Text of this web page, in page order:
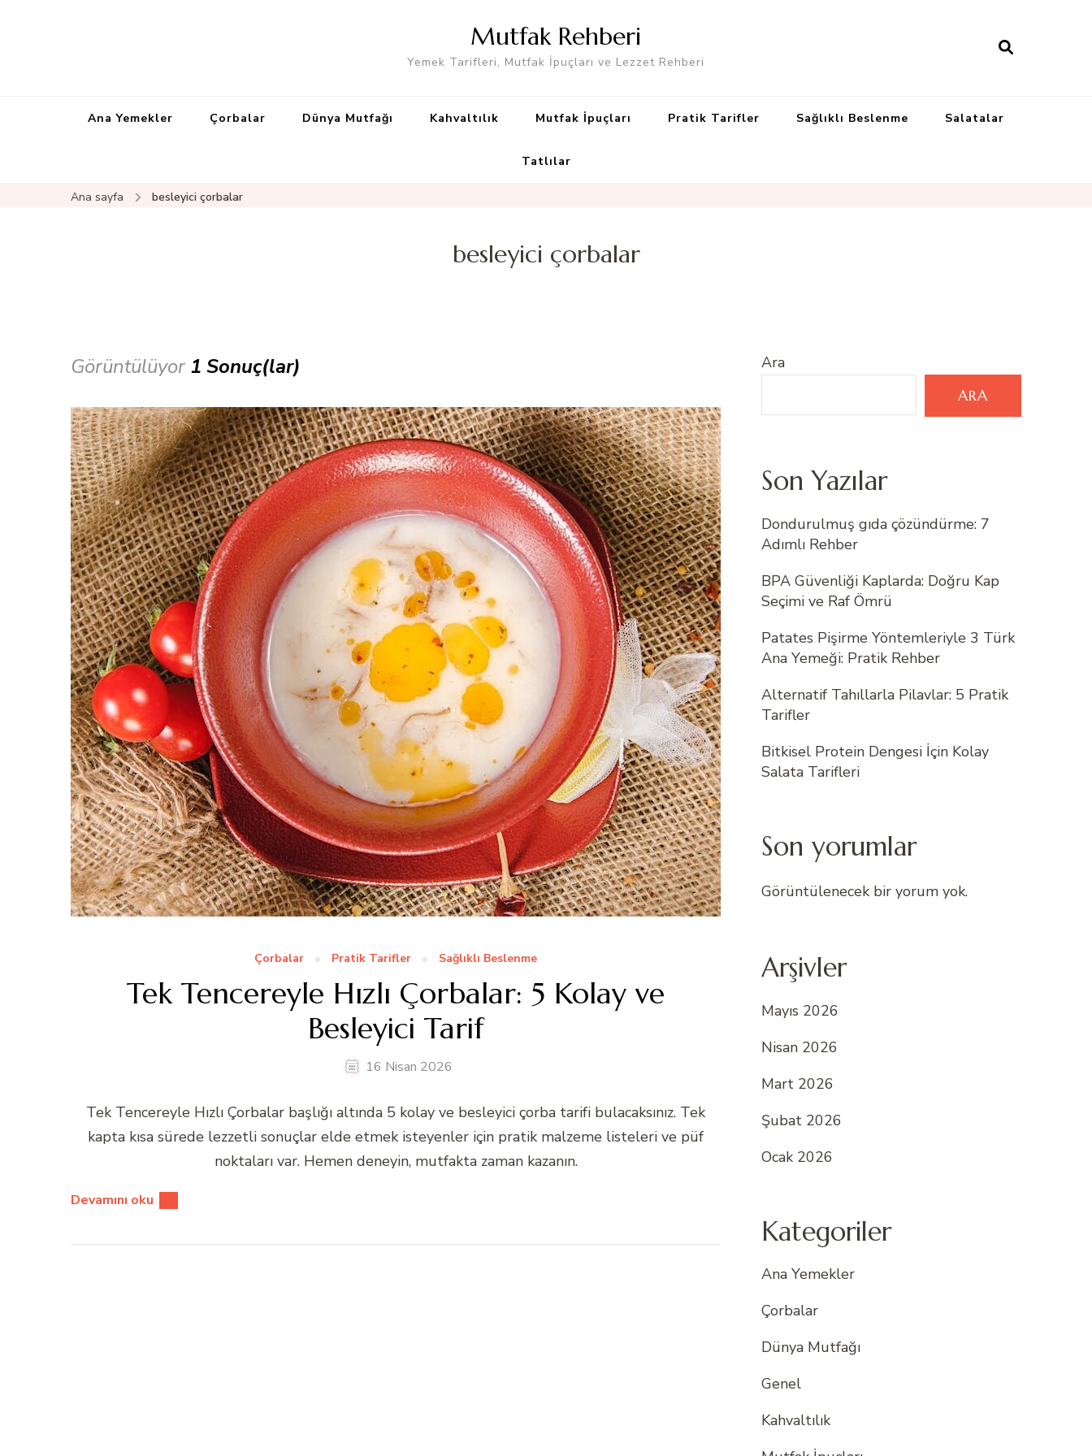
Mutfak Rehberi
Yemek Tarifleri, Mutfak İpuçları ve Lezzet Rehberi
Ana Yemekler Çorbalar Dünya Mutfağı Kahvaltılık Mutfak İpuçları Pratik Tarifler Sağlıklı Beslenme Salatalar
Tatlılar
Ana sayfa besleyici çorbalar
besleyici çorbalar
Görüntülüyor 1 Sonuç(lar)
Çorbalar Pratik Tarifler Sağlıklı Beslenme
Tek Tencereyle Hızlı Çorbalar: 5 Kolay ve
Besleyici Tarif
16 Nisan 2026
Tek Tencereyle Hızlı Çorbalar başlığı altında 5 kolay ve besleyici çorba tarifi bulacaksınız. Tek
kapta kısa sürede lezzetli sonuçlar elde etmek isteyenler için pratik malzeme listeleri ve püf
noktaları var. Hemen deneyin, mutfakta zaman kazanın.
Devamını oku
Ara
ARA
Son Yazılar
Dondurulmuş gıda çözündürme: 7
Adımlı Rehber
BPA Güvenliği Kaplarda: Doğru Kap
Seçimi ve Raf Ömrü
Patates Pişirme Yöntemleriyle 3 Türk
Ana Yemeği: Pratik Rehber
Alternatif Tahıllarla Pilavlar: 5 Pratik
Tarifler
Bitkisel Protein Dengesi İçin Kolay
Salata Tarifleri
Son yorumlar
Görüntülenecek bir yorum yok.
Arşivler
Mayıs 2026
Nisan 2026
Mart 2026
Şubat 2026
Ocak 2026
Kategoriler
Ana Yemekler
Çorbalar
Dünya Mutfağı
Genel
Kahvaltılık